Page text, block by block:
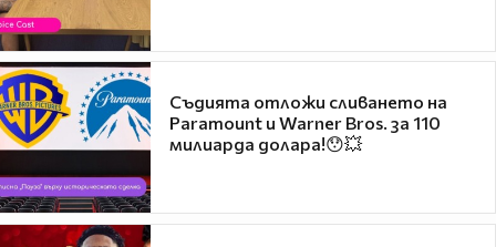
Съдията отложи сливането на
Paramount и Warner Bros. за 110
милиарда долара!😯💥